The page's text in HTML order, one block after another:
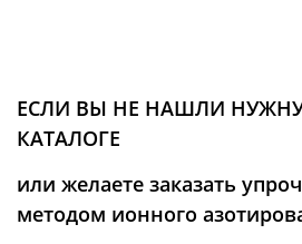
ЕСЛИ ВЫ НЕ НАШЛИ
КАТАЛОГЕ
или желаете заказать
методом ионного